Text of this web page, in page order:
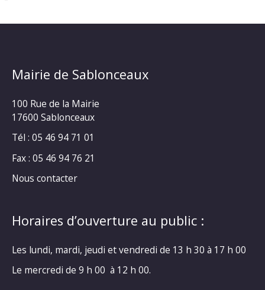
Mairie de Sablonceaux
100 Rue de la Mairie
17600 Sablonceaux
Tél : 05 46 94 71 01
Fax : 05 46 94 76 21
Nous contacter
Horaires d’ouverture au public :
Les lundi, mardi, jeudi et vendredi de 13 h 30 à 17 h 00
Le mercredi de 9 h 00 à 12 h 00.